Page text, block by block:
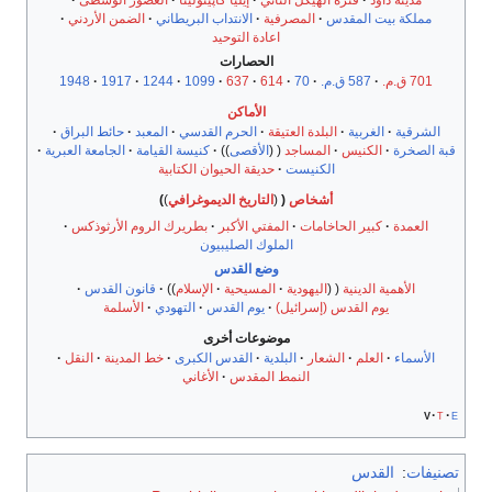
مملكة بيت المقدس
المصرفية الانتداب البريطاني
الضمن الأردني
اعادة التوحيد
الحصارات
701 ق.م.
587 ق.م. 70
614
637
1099
1244
1917
1948
الأماكن
الشرقية
الغربية البلدة العتيقة الحرم القدسي المعبد
حائط البراق
قبة الصخرة
الكنيس المساجد الأقصى كنيسة القيامة
الجامعة العبرية
الكنيست
حديقة الحيوان الكتابية
أشخاص
التاريخ الديموغرافي
العمدة
كبير الحاخامات المفتي الأكبر
بطريرك الروم الأرثوذكس
الملوك الصليبيون
وضع القدس
الأهمية الدينية
اليهودية المسيحية الإسلام
قانون القدس
يوم القدس (إسرائيل)
يوم القدس التهودي
الأسلمة
موضوعات أخرى
الأسماء
العلم الشعار البلدية القدس الكبرى خط المدينة
النقل
النمط المقدس
الأغاني
v t e
تصنيفات: القدس